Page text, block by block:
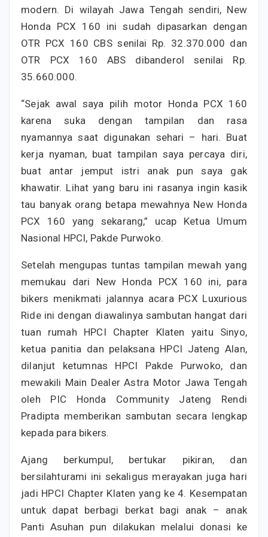
modern. Di wilayah Jawa Tengah sendiri, New
Honda PCX 160 ini sudah dipasarkan dengan
OTR PCX 160 CBS senilai Rp. 32.370.000 dan
OTR PCX 160 ABS dibanderol senilai Rp.
35.660.000.
“Sejak awal saya pilih motor Honda PCX 160
karena suka dengan tampilan dan rasa
nyamannya saat digunakan sehari – hari. Buat
kerja nyaman, buat tampilan saya percaya diri,
buat antar jemput istri anak pun saya gak
khawatir. Lihat yang baru ini rasanya ingin kasik
tau banyak orang betapa mewahnya New Honda
PCX 160 yang sekarang,” ucap Ketua Umum
Nasional HPCI, Pakde Purwoko.
Setelah mengupas tuntas tampilan mewah yang
memukau dari New Honda PCX 160 ini, para
bikers menikmati jalannya acara PCX Luxurious
Ride ini dengan diawalinya sambutan hangat dari
tuan rumah HPCI Chapter Klaten yaitu Sinyo,
ketua panitia dan pelaksana HPCI Jateng Alan,
dilanjut ketumnas HPCI Pakde Purwoko, dan
mewakili Main Dealer Astra Motor Jawa Tengah
oleh PIC Honda Community Jateng Rendi
Pradipta memberikan sambutan secara lengkap
kepada para bikers.
Ajang berkumpul, bertukar pikiran, dan
bersilahturami ini sekaligus merayakan juga hari
jadi HPCI Chapter Klaten yang ke 4. Kesempatan
untuk dapat berbagi berkat bagi anak – anak
Panti Asuhan pun dilakukan melalui donasi ke